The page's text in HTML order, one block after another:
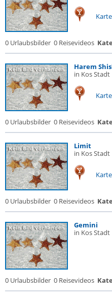
Karte
0 Urlaubsbilder 0 Reisevideos
Harem
in Kos Stadt
Karte
0 Urlaubsbilder 0 Reisevideos
Limit
in Kos Stadt
Karte
0 Urlaubsbilder 0 Reisevideos
Gemini
in Kos Stadt
0 Urlaubsbilder 0 Reisevideos